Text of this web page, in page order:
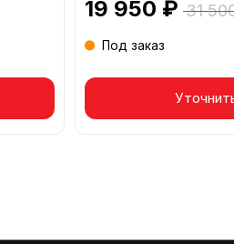
Товар в корзине
19 950 ₽ 31
Под заказ